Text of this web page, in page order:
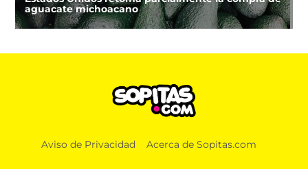
aguacate michoacano
Aviso de Privacidad Acerca de Sopitas.com